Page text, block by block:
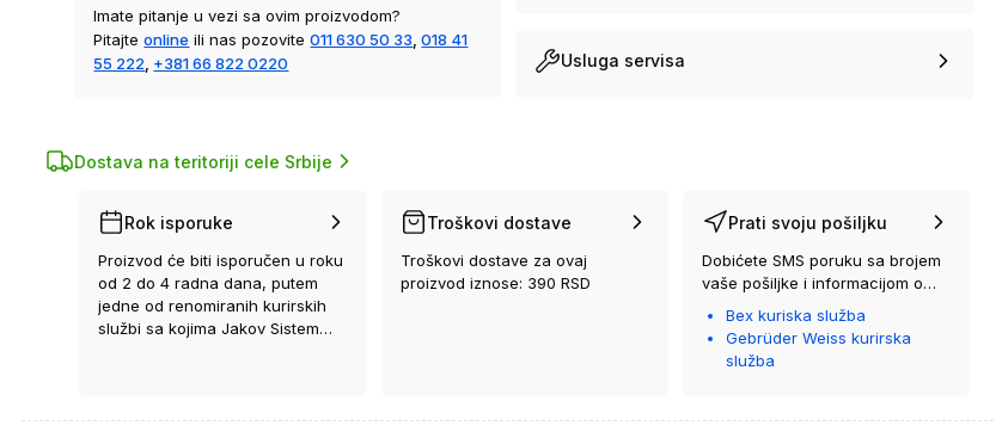
Imate pitanje u vezi sa ovim proizvodom?
Pitajte online ili nas pozovite 011 630 50 33 018 41
55 222 +381 66 822 0220 Usluga servisa
Dostava na teritoriji cele Srbije
Rok isporuke
Proizvod će biti isporučen u roku
od 2 do 4 radna dana, putem
jedne od renomiranih kurirskih
službi sa kojima Jakov Sistem
Troškovi dostave
Troškovi dostave za ovaj
proizvod iznose: 390 RSD
Prati svoju pošiljku
Dobićete SMS poruku sa brojem
vaše pošiljke i informacijom o
kurirskoj službi koja će vam je
Bex kuriska služba
Gebrüder Weiss kurirska
služba